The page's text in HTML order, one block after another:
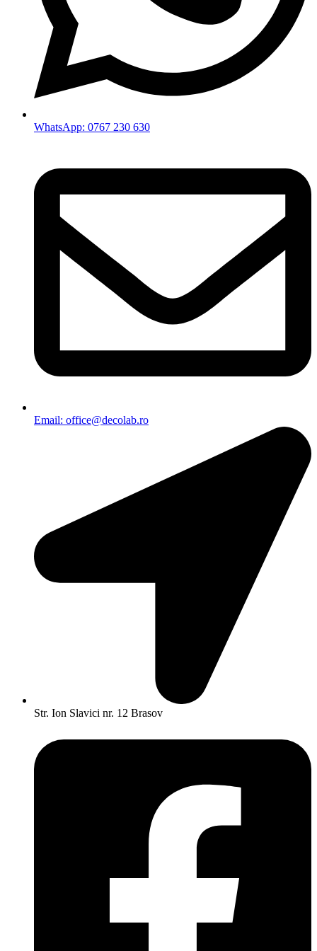
WhatsApp: 0767 230 630
Email: office@decolab.ro
Str. Ion Slavici nr. 12 Brasov